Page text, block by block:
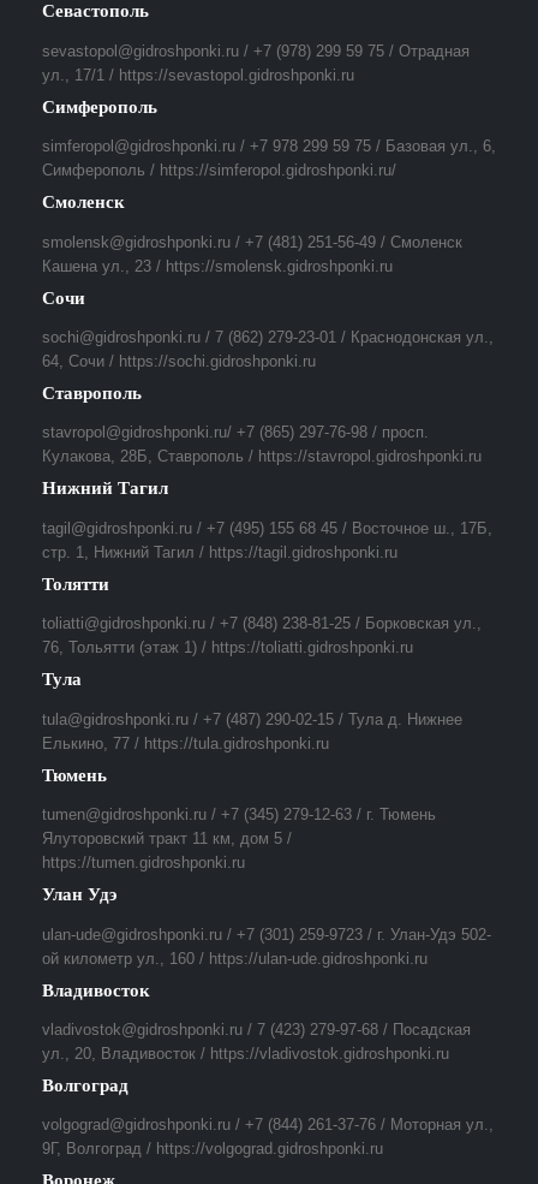
Севастополь
sevastopol@gidroshponki.ru / +7 (978) 299 59 75 / Отрадная
ул., 17/1 / https://sevastopol.gidroshponki.ru
Симферополь
simferopol@gidroshponki.ru / +7 978 299 59 75 / Базовая ул., 6,
Симферополь / https://simferopol.gidroshponki.ru/
Смоленск
smolensk@gidroshponki.ru / +7 (481) 251-56-49 / Смоленск
Кашена ул., 23 / https://smolensk.gidroshponki.ru
Сочи
sochi@gidroshponki.ru / 7 (862) 279-23-01 / Краснодонская ул.,
64, Сочи / https://sochi.gidroshponki.ru
Ставрополь
stavropol@gidroshponki.ru/ +7 (865) 297-76-98 / просп.
Кулакова, 28Б, Ставрополь / https://stavropol.gidroshponki.ru
Нижний Тагил
tagil@gidroshponki.ru / +7 (495) 155 68 45 / Восточное ш., 17Б,
стр. 1, Нижний Тагил / https://tagil.gidroshponki.ru
Толятти
toliatti@gidroshponki.ru / +7 (848) 238-81-25 / Борковская ул.,
76, Тольятти (этаж 1) / https://toliatti.gidroshponki.ru
Тула
tula@gidroshponki.ru / +7 (487) 290-02-15 / Тула д. Нижнее
Елькино, 77 / https://tula.gidroshponki.ru
Тюмень
tumen@gidroshponki.ru / +7 (345) 279-12-63 / г. Тюмень
Ялуторовский тракт 11 км, дом 5 /
https://tumen.gidroshponki.ru
Улан Удэ
ulan-ude@gidroshponki.ru / +7 (301) 259-9723 / г. Улан-Удэ 502-
ой километр ул., 160 / https://ulan-ude.gidroshponki.ru
Владивосток
vladivostok@gidroshponki.ru / 7 (423) 279-97-68 / Посадская
ул., 20, Владивосток / https://vladivostok.gidroshponki.ru
Волгоград
volgograd@gidroshponki.ru / +7 (844) 261-37-76 / Моторная ул.,
9Г, Волгоград / https://volgograd.gidroshponki.ru